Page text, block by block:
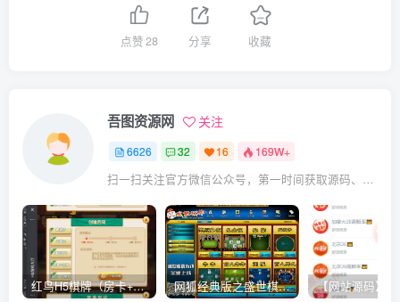
点赞28 分享 收藏
吾图资源网 关注
6626 32 16 169W+
扫一扫关注官方微信公众号，第一时间获取源码、网赚项目资源教程，自媒体等知识干货，让互联网创业赚钱更简单。
红鸟H5棋牌（房卡+金币）全套双模式游戏源码 网狐经典版之盛世棋牌完整游戏源码（包含文档、架设教程、网站、源代码等）